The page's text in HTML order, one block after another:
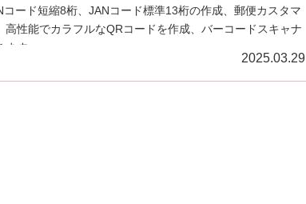
コード短縮8桁、JANコード標準13桁の作成、郵便カスタマ
高性能でカラフルなQRコードを作成、バーコードスキャナ
す。
2025.03.29